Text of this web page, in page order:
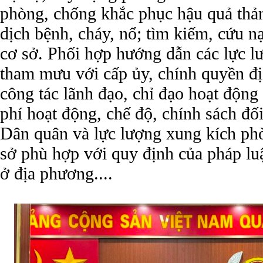
phòng, chống khắc phục hậu quả
dịch bệnh, cháy, nổ; tìm kiếm, cứu
cơ sở. Phối hợp hướng dẫn các lực
tham mưu với cấp ủy, chính quyền
công tác lãnh đạo, chỉ đạo hoạt
phí hoạt động, chế độ, chính sách
Dân quân và lực lượng xung kích
sở phù hợp với quy định của pháp
ở địa phương....